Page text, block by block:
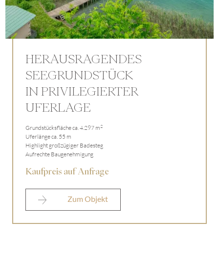
HERAUSRAGENDES
SEEGRUNDSTÜCK
IN PRIVILEGIERTER
UFERLAGE
Grundstücksfläche ca. 4.297 m2
Uferlänge ca. 55 m
Highlight großzügiger Badesteg
Aufrechte Baugenehmigung
Kaufpreis auf Anfrage
Zum Objekt